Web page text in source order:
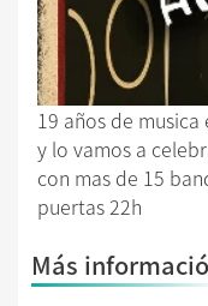
19 años de
y lo vamos a
con mas de 15
puertas 22h
Más